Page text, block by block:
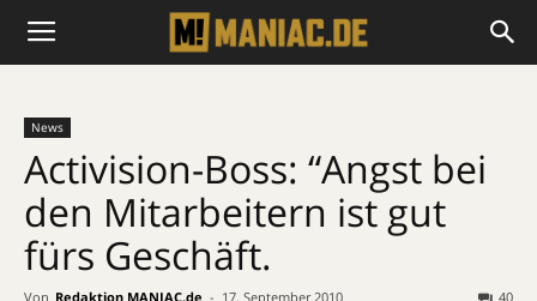
News
Activision-Boss: “Angst bei
den Mitarbeitern ist gut
fürs Geschäft.
Von Redaktion MANIAC.de - 17. September 2010 40